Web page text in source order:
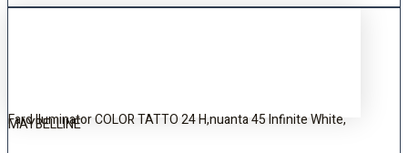
Fard Iluminator COLOR TATTO 24 H,nuanta 45 Infinite White,
MAYBELLINE